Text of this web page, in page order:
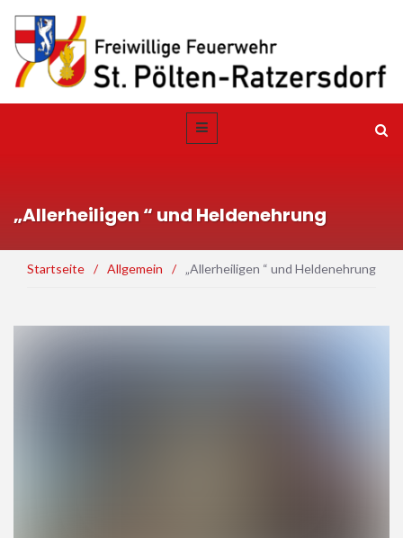
„Allerheiligen “ und Heldenehrung
Startseite / Allgemein / „Allerheiligen “ und Heldenehrung